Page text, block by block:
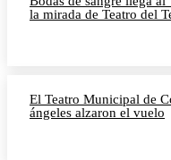
la mirada de Teatro del
El Teatro Municipal de
ángeles alzaron el vuelo